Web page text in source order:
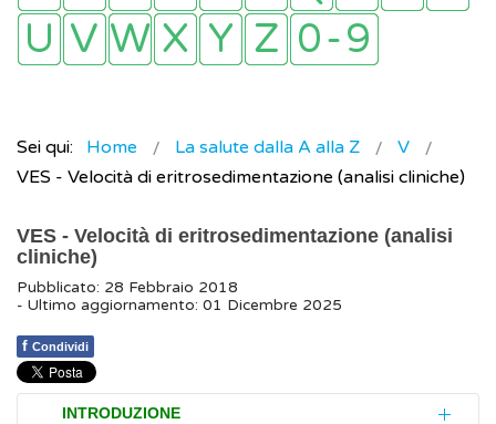
Sei qui: Home La salute dalla A alla Z
V
VES - Velocità di eritrosedimentazione (analisi cliniche)
VES - Velocità di eritrosedimentazione (analisi
cliniche)
Pubblicato: 28 Febbraio 2018
- Ultimo aggiornamento: 01 Dicembre 2025
f Condividi
INTRODUZIONE